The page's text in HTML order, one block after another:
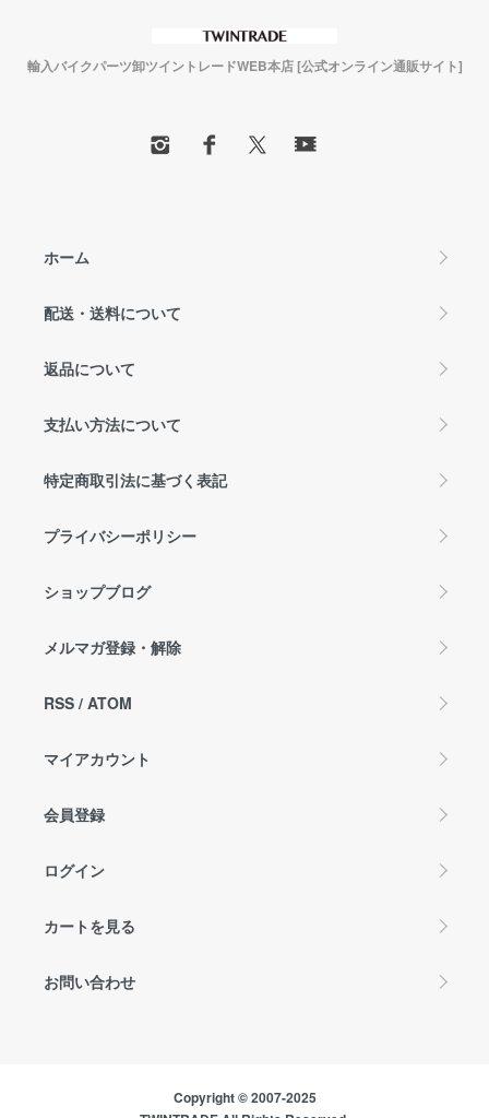
輸入バイクパーツ卸ツイントレードWEB本店 [公式オンライン通販サイト]
ホーム
配送・送料について
返品について
支払い方法について
特定商取引法に基づく表記
プライバシーポリシー
ショップブログ
メルマガ登録・解除
RSS / ATOM
マイアカウント
会員登録
ログイン
カートを見る
お問い合わせ
Copyright © 2007-2025